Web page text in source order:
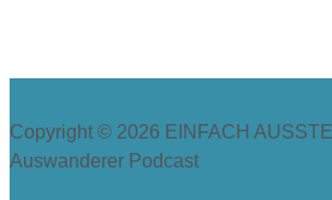
Copyright © 2026 EINFACH
Auswanderer Podcast